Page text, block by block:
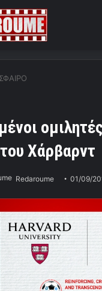
Χάρβαρντ
Redaroume 01/09/